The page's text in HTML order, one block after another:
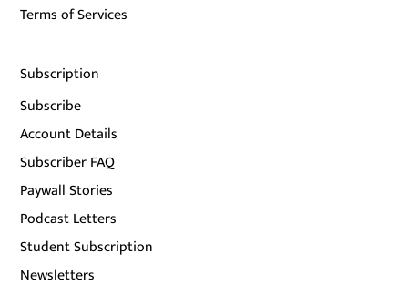
Terms of Services
Subscription
Subscribe
Account Details
Subscriber FAQ
Paywall Stories
Podcast Letters
Student Subscription
Newsletters